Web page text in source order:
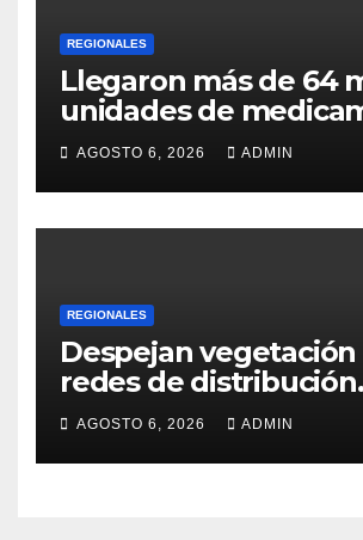
REGIONALES
Llegaron más de 64
unidades de
e insumos
AGOSTO 6, 2026 ADMIN
REGIONALES
Despejan vegetación
redes de distribución
eléctrica
AGOSTO 6, 2026 ADMIN